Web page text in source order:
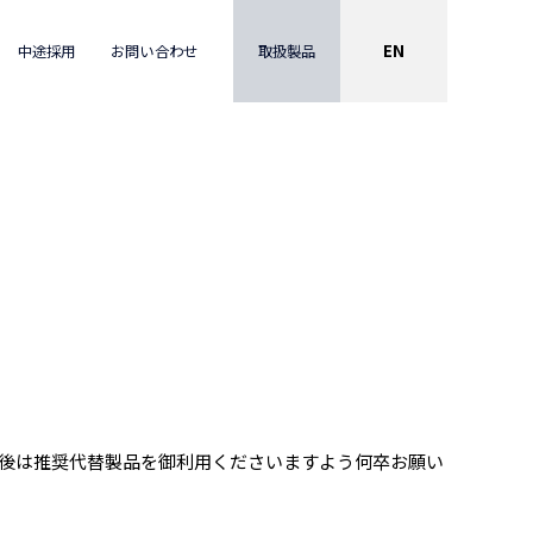
中途採用 お問い合わせ 取扱製品 EN
は推奨代替製品を御利用くださいますよう何卒お願い